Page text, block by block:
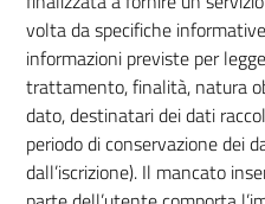
volta da specifiche
informazioni previste per
trattamento, finalità, natura
dato, destinatari dei dati
periodo di conservazione dei
dall’iscrizione). Il mancato